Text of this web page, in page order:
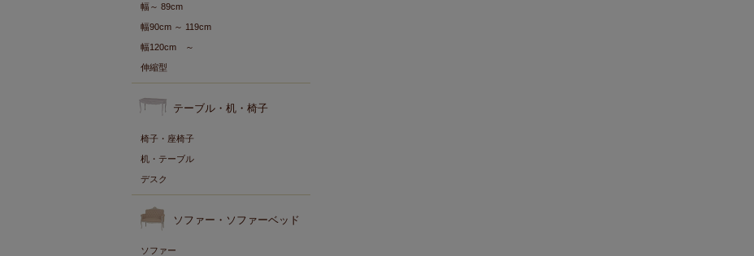
幅～ 89cm
幅90cm ～ 119cm
幅120cm ～
伸縮型
テーブル・机・椅子
椅子・座椅子
机・テーブル
デスク
ソファー・ソファーベッド
ソファー